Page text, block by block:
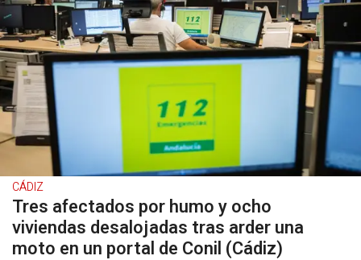
CÁDIZ
Tres afectados por humo y ocho
viviendas desalojadas tras arder una
moto en un portal de Conil (Cádiz)